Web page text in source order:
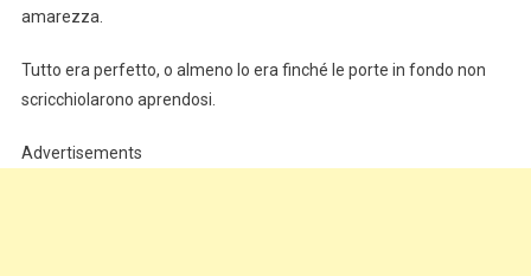
amarezza.
Tutto era perfetto, o almeno lo era finché le porte in fondo non
scricchiolarono aprendosi.
Advertisements